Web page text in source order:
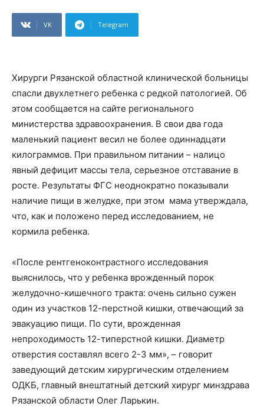
VK Telegram
Хирурги Рязанской областной клинической больницы
спасли двухлетнего ребенка с редкой патологией. Об
этом сообщается на сайте регионального
министерства здравоохранения. В свои два года
маленький пациент весил не более одиннадцати
килограммов. При правильном питании – налицо
явный дефицит массы тела, серьезное отставание в
росте. Результаты ФГС неоднократно показывали
наличие пищи в желудке, при этом мама утверждала,
что, как и положено перед исследованием, не
кормила ребенка.
«После рентгеноконтрастного исследования
выяснилось, что у ребенка врожденный порок
желудочно-кишечного тракта: очень сильно сужен
один из участков 12-перстной кишки, отвечающий за
эвакуацию пищи. По сути, врожденная
непроходимость 12-типерстной кишки. Диаметр
отверстия составлял всего 2-3 мм», – говорит
заведующий детским хирургическим отделением
ОДКБ, главный внештатный детский хирург минздрава
Рязанской области Олег Ларькин.